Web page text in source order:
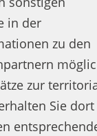
in der
zu den
zur
Sie dort